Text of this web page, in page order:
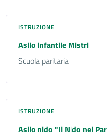
ISTRUZIONE
Asilo infantile Mistri
Scuola paritaria
ISTRUZIONE
Asilo nido "Il Nido nel